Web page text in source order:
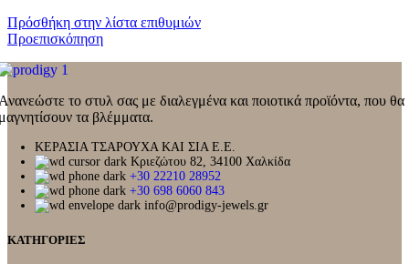
Πρόσθήκη στην λίστα επιθυμιών
Προεπισκόπηση
το στυλ σας με διαλεγμένα και ποιοτικά προϊόντα, που θα
τα βλέμματα.
ΚΕΡΑΣΙΑ ΤΣΑΡΟΥΧΑ ΚΑΙ ΣΙΑ Ε.Ε.
Κριεζώτου 82, 34100 Χαλκίδα
+30 22210 28952
+30 698 6060 843
info@prodigy-jewels.gr
ΚΑΤΗΓΟΡΙΕΣ